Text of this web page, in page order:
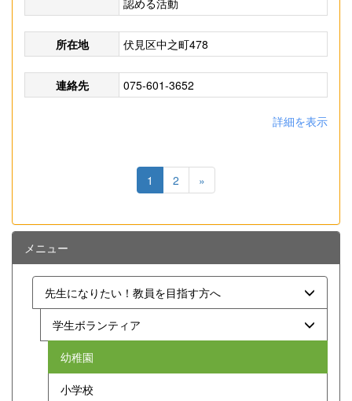
認める活動
所在地 伏見区中之町478
連絡先 075-601-3652
詳細を表示
1 2 »
メニュー
先生になりたい！教員を目指す方へ
学生ボランティア
幼稚園
小学校